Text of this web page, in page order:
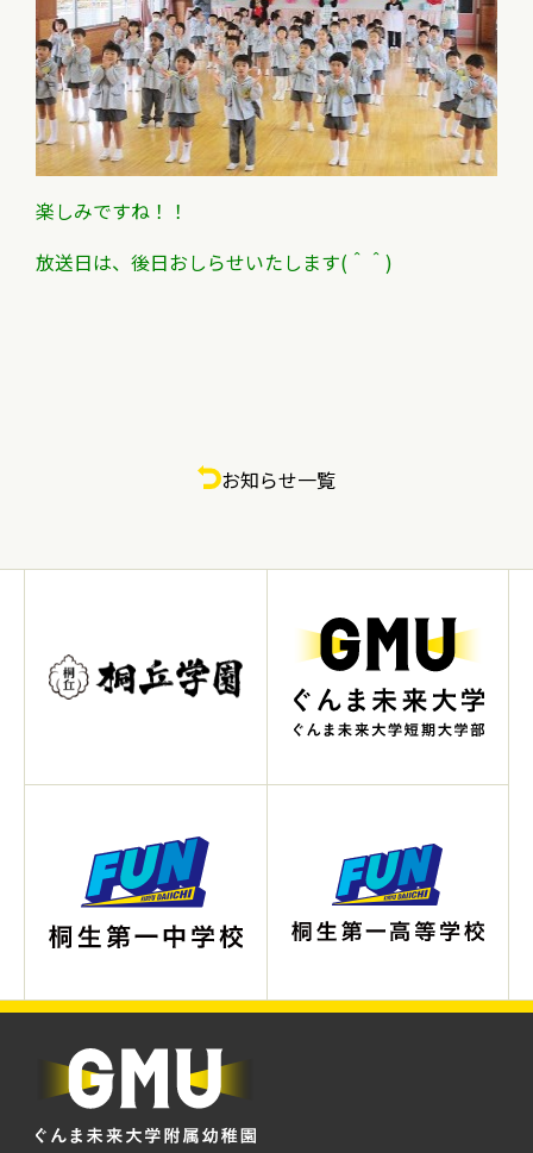
楽しみですね！！
放送日は、後日おしらせいたします(＾＾)
お知らせ一覧